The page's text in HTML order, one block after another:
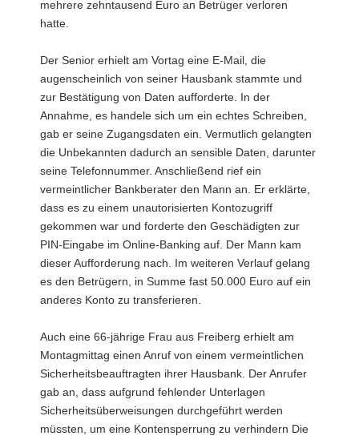
mehrere zehntausend Euro an Betrüger verloren
hatte.
Der Senior erhielt am Vortag eine E-Mail, die
augenscheinlich von seiner Hausbank stammte und
zur Bestätigung von Daten aufforderte. In der
Annahme, es handele sich um ein echtes Schreiben,
gab er seine Zugangsdaten ein. Vermutlich gelangten
die Unbekannten dadurch an sensible Daten, darunter
seine Telefonnummer. Anschließend rief ein
vermeintlicher Bankberater den Mann an. Er erklärte,
dass es zu einem unautorisierten Kontozugriff
gekommen war und forderte den Geschädigten zur
PIN-Eingabe im Online-Banking auf. Der Mann kam
dieser Aufforderung nach. Im weiteren Verlauf gelang
es den Betrügern, in Summe fast 50.000 Euro auf ein
anderes Konto zu transferieren.
Auch eine 66-jährige Frau aus Freiberg erhielt am
Montagmittag einen Anruf von einem vermeintlichen
Sicherheitsbeauftragten ihrer Hausbank. Der Anrufer
gab an, dass aufgrund fehlender Unterlagen
Sicherheitsüberweisungen durchgeführt werden
müssten, um eine Kontensperrung zu verhindern Die